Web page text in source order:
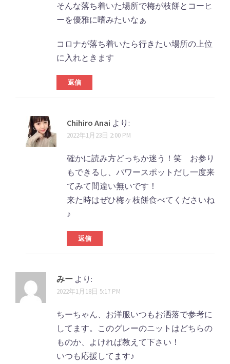
そんな落ち着いた場所で梅が枝餅とコーヒ
ーを優雅に嗜みたいなぁ
コロナが落ち着いたら行きたい場所の上位
に入れときます
返信
Chihiro Anai より:
2022年1月23日 2:00 PM
確かに読み方どっちか迷う！笑 お参り
もできるし、パワースポットだし一度来
てみて間違い無いです！
来た時はぜひ梅ヶ枝餅食べてくださいね
♪
返信
みー より:
2022年1月18日 5:17 PM
ちーちゃん、お洋服いつもお洒落で参考に
してます。このグレーのニットはどちらの
ものか、よければ教えて下さい！
いつも応援してます♪